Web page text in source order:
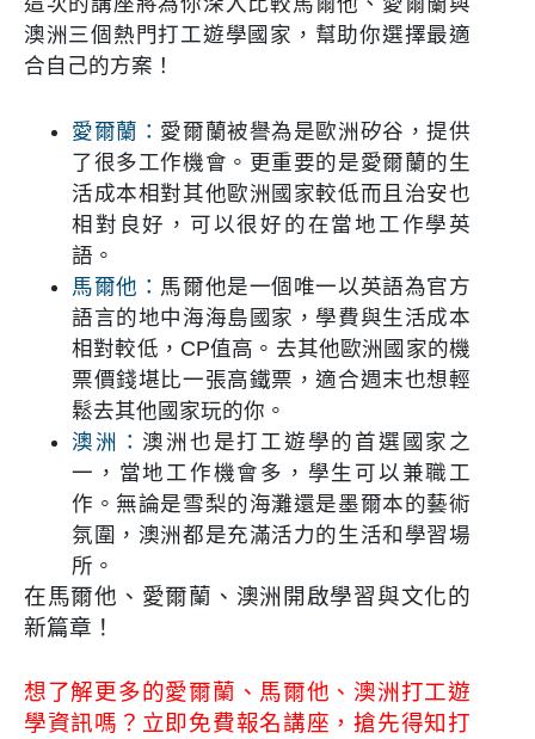
澳洲三個熱門打工遊學國家，幫助你選擇最適
合自己的方案！
愛爾蘭： 愛爾蘭被譽為是歐洲矽谷，提供
了很多工作機會。更重要的是愛爾蘭的生
活成本相對其他歐洲國家較低而且治安也
相對良好，可以很好的在當地工作學英
語。
馬爾他： 馬爾他是一個唯一以英語為官方
語言的地中海海島國家，學費與生活成本
相對較低，CP值高。去其他歐洲國家的機
票價錢堪比一張高鐵票，適合週末也想輕
鬆去其他國家玩的你。
澳洲：澳洲也是打工遊學的首選國家之
一，當地工作機會多，學生可以兼職工
作。無論是雪梨的海灘還是墨爾本的藝術
氛圍，澳洲都是充滿活力的生活和學習場
所。
在馬爾他、愛爾蘭、澳洲開啟學習與文化的
新篇章！
想了解更多的愛爾蘭、馬爾他、澳洲打工遊
學資訊嗎？立即免費報名講座，搶先得知打